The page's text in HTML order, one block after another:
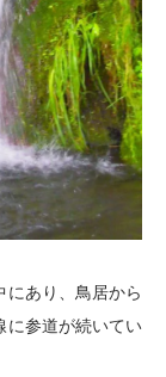
にあり、鳥居から
に参道が続いてい